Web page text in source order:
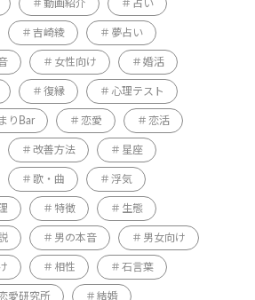
動画紹介 占い
吉崎綾 夢占い
女性向け 婚活
復縁 心理テスト
りBar 恋愛 恋活
改善方法 星座
歌・曲 浮気
特徴 生態
男の本音 男女向け
相性 石言葉
愛研究所 結婚